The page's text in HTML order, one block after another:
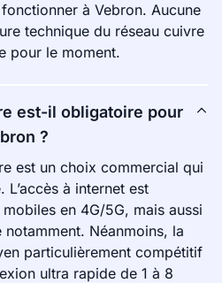
fonctionner à Vebron. Aucune
technique du réseau cuivre
pour le moment.
est-il obligatoire pour
?
est un choix commercial qui
à internet est
en 4G/5G, mais aussi
notamment. Néanmoins, la
particulièrement compétitif
ultra rapide de 1 à 8